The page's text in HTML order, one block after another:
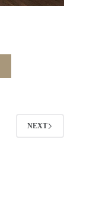
NEXT